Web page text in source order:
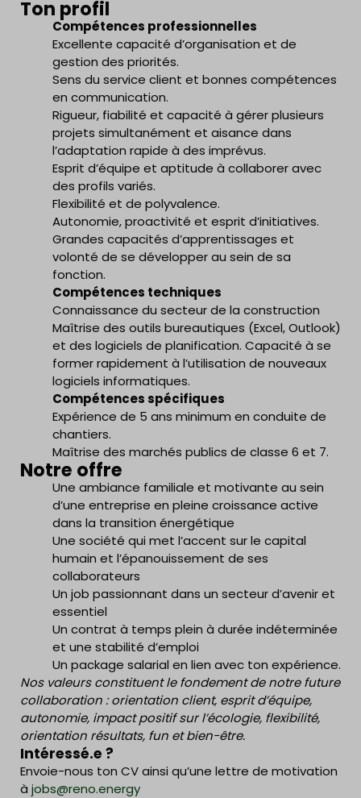
Ton profil
Compétences professionnelles
Excellente capacité d’organisation et de
gestion des priorités.
Sens du service client et bonnes compétences
en communication.
Rigueur, fiabilité et capacité à gérer plusieurs
projets simultanément et aisance dans
l’adaptation rapide à des imprévus.
Esprit d’équipe et aptitude à collaborer avec
des profils variés.
Flexibilité et de polyvalence.
Autonomie, proactivité et esprit d’initiatives.
Grandes capacités d’apprentissages et
volonté de se développer au sein de sa
fonction.
Compétences techniques
Connaissance du secteur de la construction
Maîtrise des outils bureautiques (Excel, Outlook)
et des logiciels de planification. Capacité à se
former rapidement à l’utilisation de nouveaux
logiciels informatiques.
Compétences spécifiques
Expérience de 5 ans minimum en conduite de
chantiers.
Maîtrise des marchés publics de classe 6 et 7.
Notre offre
Une ambiance familiale et motivante au sein
d’une entreprise en pleine croissance active
dans la transition énergétique
Une société qui met l’accent sur le capital
humain et l’épanouissement de ses
collaborateurs
Un job passionnant dans un secteur d’avenir et
essentiel
Un contrat à temps plein à durée indéterminée
et une stabilité d’emploi
Un package salarial en lien avec ton expérience.
Nos valeurs constituent le fondement de notre future
collaboration : orientation client, esprit d’équipe,
autonomie, impact positif sur l’écologie, flexibilité,
orientation résultats, fun et bien-être.
Intéressé.e ?
Envoie-nous ton CV ainsi qu’une lettre de motivation
à jobs@reno.energy